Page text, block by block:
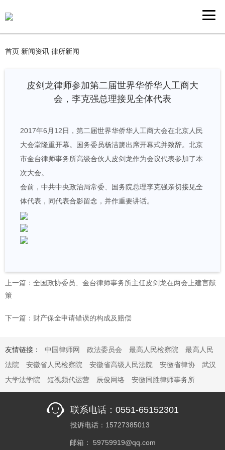
首页 新闻资讯 律所新闻
皮剑龙律师参加第二届世界华侨华人工商大
会，李克强总理接见全体代表
2017年6月12日，第二届世界华侨华人工商大会在北京人民
大会堂隆重开幕。国务委员杨洁篪出席开幕式并致辞。北京
市金台律师事务所高级合伙人皮剑龙作为会议代表参加了本
次大会。
会前，中共中央政治局常委、国务院总理李克强亲切接见全
体代表，同代表合影留念，并作重要讲话。
上一篇：全国政协委员、金台律师事务所主任皮剑龙在两会上建言献
策
下一篇：财产保全申请错误的构成及赔偿
友情链接： 中国律师网 政法委员会 最高人民检察院
最高人民
法院
安徽省人民检察院 安徽省高级人民法院 安徽省律协
武汉
大学法学院
短视频代运营 辰俊网络 安徽同胜律师事务所
联系电话：0551-65152301
投诉电话：15727385013
邮箱： 59759919@qq.com